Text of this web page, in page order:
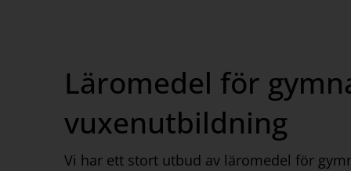
Läromedel för
vuxenutbildning
Vi har ett stort utbud av läromedel för